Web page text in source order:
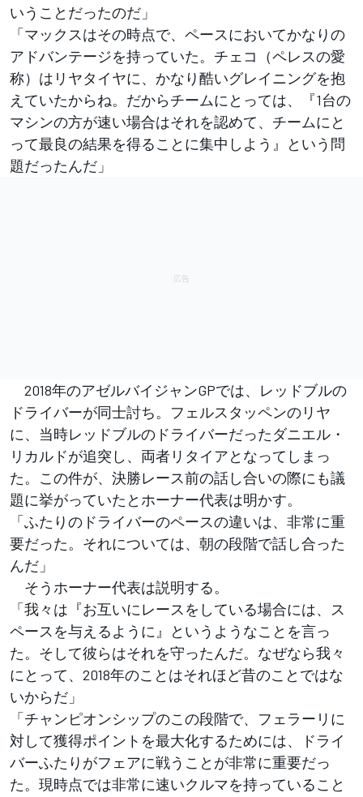
いうことだったのだ」
「マックスはその時点で、ペースにおいてかなりの
アドバンテージを持っていた。チェコ（ペレスの愛
称）はリヤタイヤに、かなり酷いグレイニングを抱
えていたからね。だからチームにとっては、『1台の
マシンの方が速い場合はそれを認めて、チームにと
って最良の結果を得ることに集中しよう』という問
題だったんだ」
2018年のアゼルバイジャンGPでは、レッドブルの
ドライバーが同士討ち。フェルスタッペンのリヤ
に、当時レッドブルのドライバーだったダニエル・
リカルドが追突し、両者リタイアとなってしまっ
た。この件が、決勝レース前の話し合いの際にも議
題に挙がっていたとホーナー代表は明かす。
「ふたりのドライバーのペースの違いは、非常に重
要だった。それについては、朝の段階で話し合った
んだ」
そうホーナー代表は説明する。
「我々は『お互いにレースをしている場合には、ス
ペースを与えるように』というようなことを言っ
た。そして彼らはそれを守ったんだ。なぜなら我々
にとって、2018年のことはそれほど昔のことではな
いからだ」
「チャンピオンシップのこの段階で、フェラーリに
対して獲得ポイントを最大化するためには、ドライ
バーふたりがフェアに戦うことが非常に重要だっ
た。現時点では非常に速いクルマを持っていること